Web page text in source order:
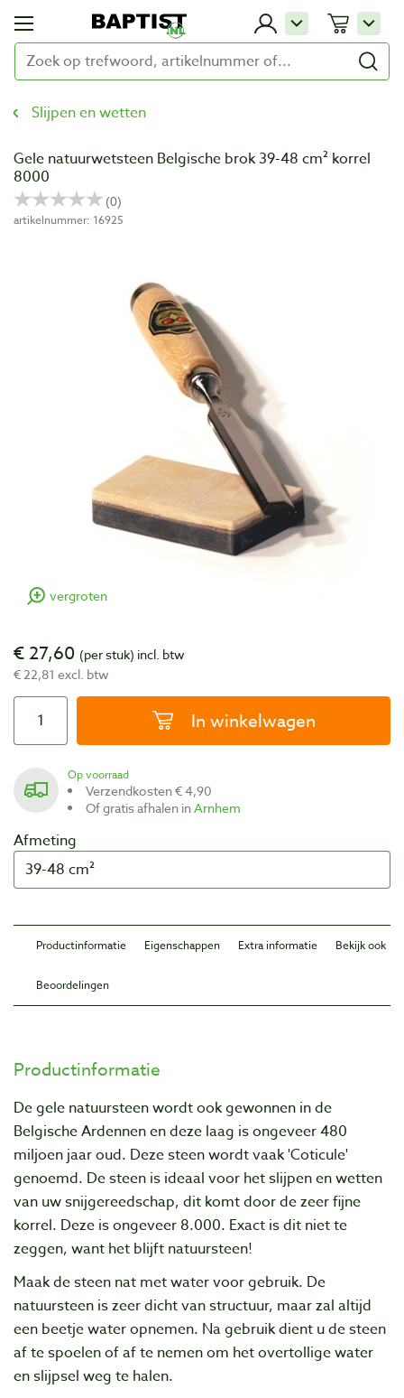
Slijpen en wetten
Gele natuurwetsteen Belgische brok 39-48 cm² korrel
8000
artikelnummer: 16925
vergroten
€ 27,60 (per stuk) incl. btw
€ 22,81 excl. btw
In winkelwagen
Op voorraad
Verzendkosten € 4,90
Of gratis afhalen inArnhem
Afmeting
Productinformatie Eigenschappen Extra informatie Bekijk ook
Beoordelingen
Productinformatie
De gele natuursteen wordt ook gewonnen in de
Belgische Ardennen en deze laag is ongeveer 480
miljoen jaar oud. Deze steen wordt vaak 'Coticule'
genoemd. De steen is ideaal voor het slijpen en wetten
van uw snijgereedschap, dit komt door de zeer fijne
korrel. Deze is ongeveer 8.000. Exact is dit niet te
zeggen, want het blijft natuursteen!
Maak de steen nat met water voor gebruik. De
natuursteen is zeer dicht van structuur, maar zal altijd
een beetje water opnemen. Na gebruik dient u de steen
af te spoelen of af te nemen om het overtollige water
en slijpsel weg te halen.